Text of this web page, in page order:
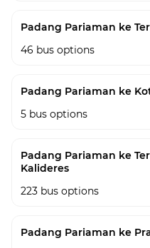
Padang Pariaman ke
46 bus options
Padang Pariaman ke
5 bus options
Padang Pariaman ke
Kalideres
223 bus options
Padang Pariaman ke